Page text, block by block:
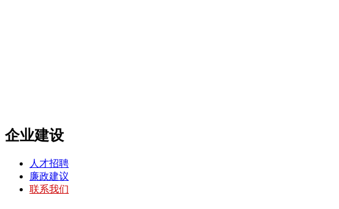
企业建设
人才招聘
廉政建议
联系我们